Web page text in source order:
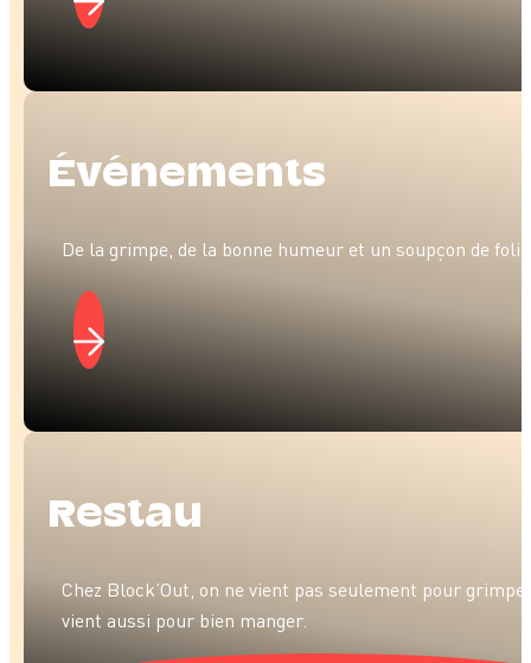
Événe­ments
De la grimpe, de la bonne humeur et un soupçon de
Restau
Chez Block’Out, on ne vient pas seulement pour
vient aussi pour bien manger.